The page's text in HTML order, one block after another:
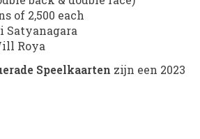
of 2,500 each
Roya
Speelkaarten zijn een 2023